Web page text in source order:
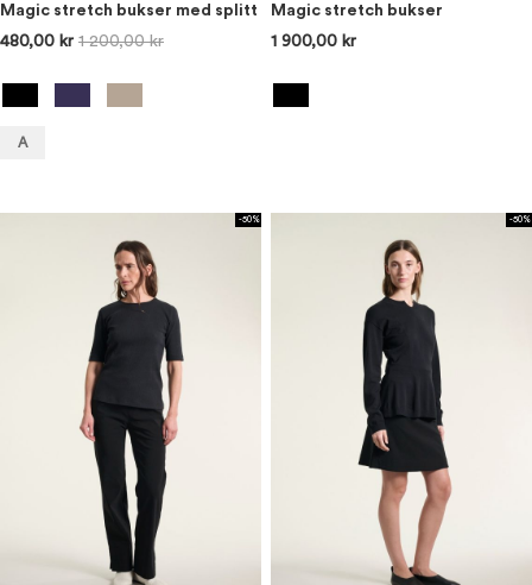
Magic stretch bukser med splitt
480,00 kr 1 200,00 kr
A
Magic stretch bukser
1 900,00 kr
-50% -50%